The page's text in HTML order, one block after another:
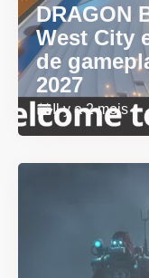
DRAGON
West City
de
2027
Il y a 2 mois